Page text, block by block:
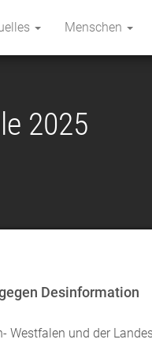
Menschen
2025
Desinformation
und der